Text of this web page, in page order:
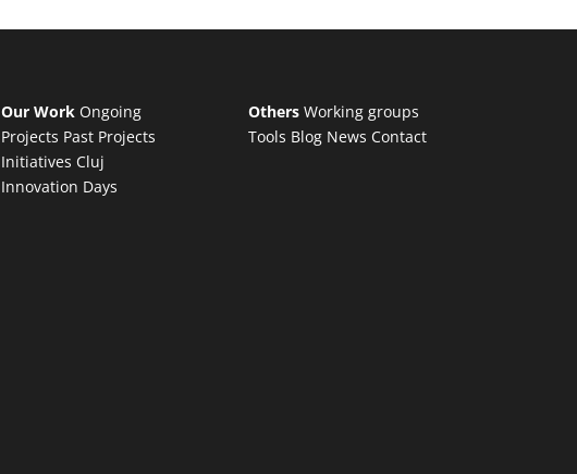
Our Work Ongoing
Projects Past Projects
Initiatives Cluj
Innovation Days
Others Working groups
Tools Blog News Contact